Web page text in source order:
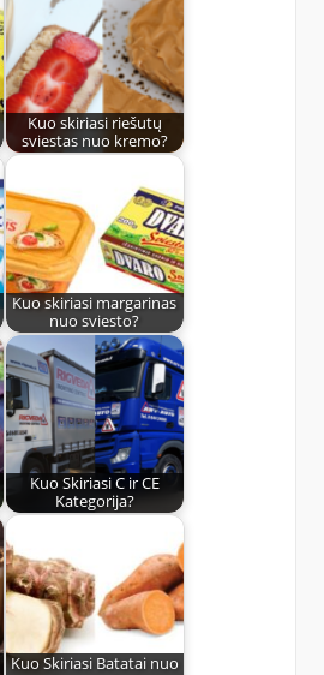
Kuo skiriasi riešutų
sviestas nuo kremo?
Kuo skiriasi margarinas
nuo sviesto?
Kuo Skiriasi C ir CE
Kategorija?
Kuo Skiriasi Batatai nuo